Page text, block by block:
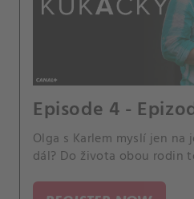
Episode 4 -
Olga s Karlem myslí jen na
dál? Do života obou rodin